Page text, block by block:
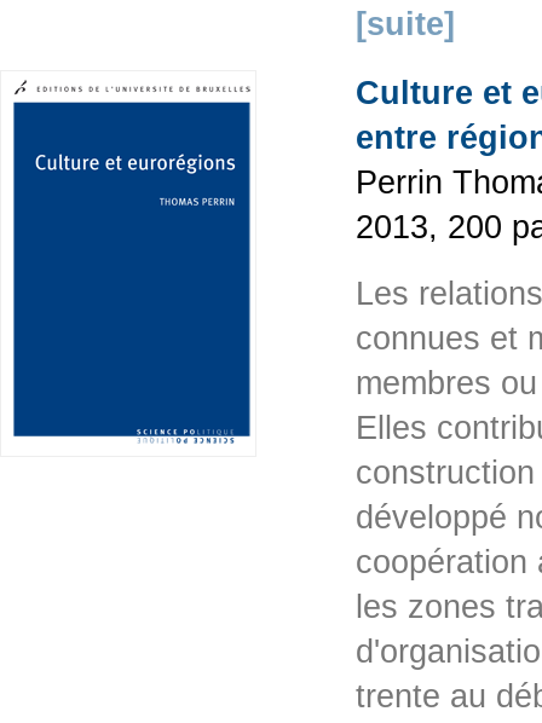
[suite]
Culture et
entre
Perrin
2013, 200
Les
connues et
membres
Elles
développé
coopération
les zones
trente au